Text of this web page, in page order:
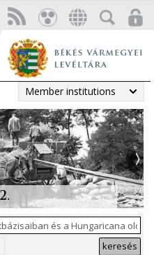
Member institutions
helyzete
évi száma
a levéltári
vármegyei
online
keresés